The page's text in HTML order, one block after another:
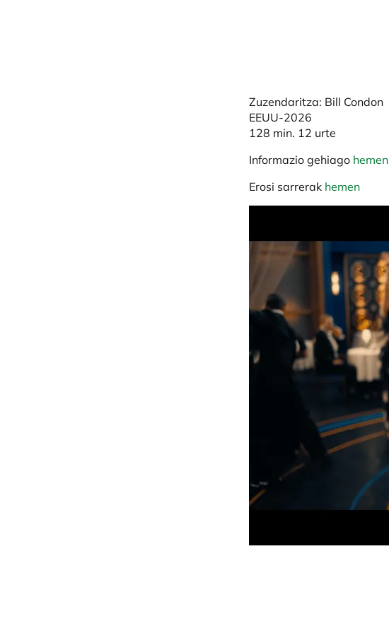
Zuzendaritza: Bill Condon
EEUU-2026
128 min. 12 urte
Informazio gehiago hemen
Erosi sarrerak hemen